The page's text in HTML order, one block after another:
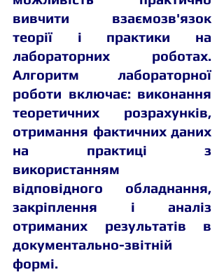
вивчити взаємозв'язок
теорії і практики на
лабораторних роботах.
Алгоритм лабораторної
роботи включає: виконання
теоретичних розрахунків,
отримання фактичних даних
на практиці з
використанням
відповідного обладнання,
закріплення і аналіз
отриманих результатів в
документально-звітній
формі.